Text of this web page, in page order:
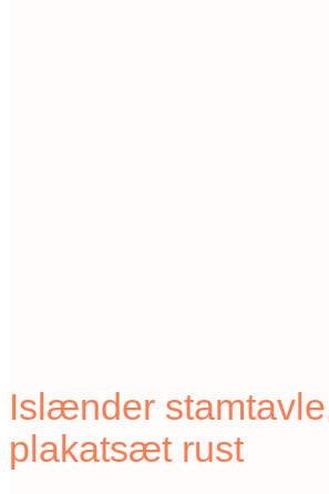
Islænder
plakatsæt rust